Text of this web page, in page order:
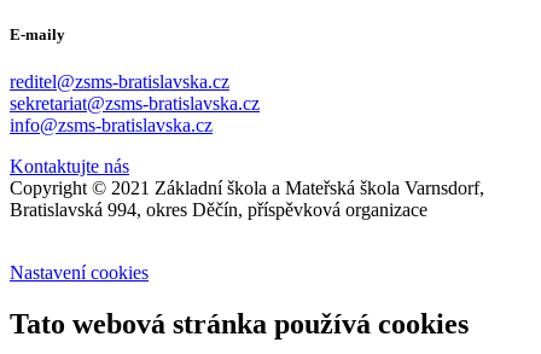
E-maily
reditel@zsms-bratislavska.cz
sekretariat@zsms-bratislavska.cz
info@zsms-bratislavska.cz
Kontaktujte nás
Copyright © 2021 Základní škola a Mateřská škola Varnsdorf,
Bratislavská 994, okres Děčín, příspěvková organizace
Nastavení cookies
Tato webová stránka používá cookies